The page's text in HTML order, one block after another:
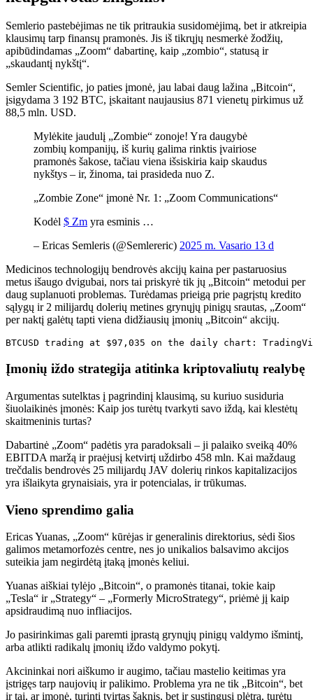
Semlerio pastebėjimas ne tik pritraukia susidomėjimą, bet ir atkreipia
klausimų tarp finansų pramonės. Jis iš tikrųjų nesmerkė žodžių,
apibūdindamas „Zoom“ dabartinę, kaip „zombio“, statusą ir
„skaudantį nykštį“.
Semler Scientific, jo paties įmonė, jau labai daug lažina „Bitcoin“,
įsigydama 3 192 BTC, įskaitant naujausius 871 vienetų pirkimus už
88,5 mln. USD.
Mylėkite jaudulį „Zombie“ zonoje! Yra daugybė
zombių kompanijų, iš kurių galima rinktis įvairiose
pramonės šakose, tačiau viena išsiskiria kaip skaudus
nykštys – ir, žinoma, tai prasideda nuo Z.
„Zombie Zone“ įmonė Nr. 1: „Zoom Communications“
Kodėl $ Zm yra esminis …
– Ericas Semleris (@Semlereric) 2025 m. Vasario 13 d
Medicinos technologijų bendrovės akcijų kaina per pastaruosius
metus išaugo dvigubai, nors tai priskyrė tik jų „Bitcoin“ metodui per
daug suplanuoti problemas. Turėdamas prieigą prie pagrįstų kredito
sąlygų ir 2 milijardų dolerių metines grynųjų pinigų srautas, „Zoom“
per naktį galėtų tapti viena didžiausių įmonių „Bitcoin“ akcijų.
BTCUSD trading at $97,035 on the daily chart:
Įmonių iždo strategija atitinka kriptovaliutų realybę
Argumentas sutelktas į pagrindinį klausimą, su kuriuo susiduria
šiuolaikinės įmonės: Kaip jos turėtų tvarkyti savo iždą, kai klestėtų
skaitmeninis turtas?
Dabartinė „Zoom“ padėtis yra paradoksali – ji palaiko sveiką 40%
EBITDA maržą ir praėjusį ketvirtį uždirbo 458 mln. Kai maždaug
trečdalis bendrovės 25 milijardų JAV dolerių rinkos kapitalizacijos
yra išlaikyta grynaisiais, yra ir potencialas, ir trūkumas.
Vieno sprendimo galia
Ericas Yuanas, „Zoom“ kūrėjas ir generalinis direktorius, sėdi šios
galimos metamorfozės centre, nes jo unikalios balsavimo akcijos
suteikia jam negirdėtą įtaką įmonės keliui.
Yuanas aiškiai tylėjo „Bitcoin“, o pramonės titanai, tokie kaip
„Tesla“ ir „Strategy“ – „Formerly MicroStrategy“, priėmė jį kaip
apsidraudimą nuo infliacijos.
Jo pasirinkimas gali paremti įprastą grynųjų pinigų valdymo išmintį,
arba atlikti radikalų įmonių iždo valdymo pokytį.
Akcininkai nori aiškumo ir augimo, tačiau mastelio keitimas yra
įstrigęs tarp naujovių ir palikimo. Problema yra ne tik „Bitcoin“, bet
ir tai, ar įmonė, turinti tvirtas šaknis, bet ir sustingusi plėtra, turėtų